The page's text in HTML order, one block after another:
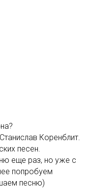
Коренблит.
песен.
еще раз, но уже с
попробуем
песню)